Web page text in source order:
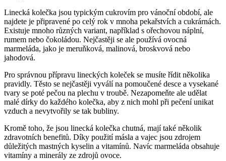
Linecká kolečka jsou typickým cukrovím pro vánoční období, ale
najdete je připravené po celý rok v mnoha pekařstvích a cukrárnách.
Existuje mnoho různých variant, například s ořechovou náplní,
rumem nebo čokoládou. Nejčastěji se ale používá ovocná
marmeláda, jako je meruňková, malinová, broskvová nebo
jahodová.
Pro správnou přípravu lineckých koleček se musíte řídit několika
pravidly. Těsto se nejčastěji vyválí na pomoučené desce a vysekané
tvary se poté pečou na plechu v troubě. Nezapomeňte ale udělat
malé dírky do každého kolečka, aby z nich mohl při pečení unikat
vzduch a nevytvořily se tak bubliny.
Kromě toho, že jsou linecká kolečka chutná, mají také několik
zdravotních benefitů. Díky použití másla a vajec jsou zdrojem
důležitých mastných kyselin a vitamínů. Navíc marmeláda obsahuje
vitamíny a minerály ze zdrojů ovoce.